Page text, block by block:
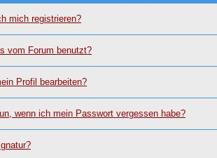
mich registrieren?
vom Forum benutzt?
Profil bearbeiten?
wenn ich mein Passwort vergessen habe?